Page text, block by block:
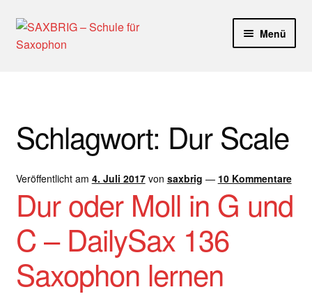
Zur
Navigation
Zum
Inhalt
Menü
Aktuelle Blog Artikel
ANMELDUNG
Dankeschön – Impro Basic Downloads (Youtube)
Datenschutz
Schlagwort: Dur Scale
Veröffentlicht am 4. Juli 2017 von saxbrig — 10 Kommentare
Dur oder Moll in G und
C – DailySax 136
Saxophon lernen